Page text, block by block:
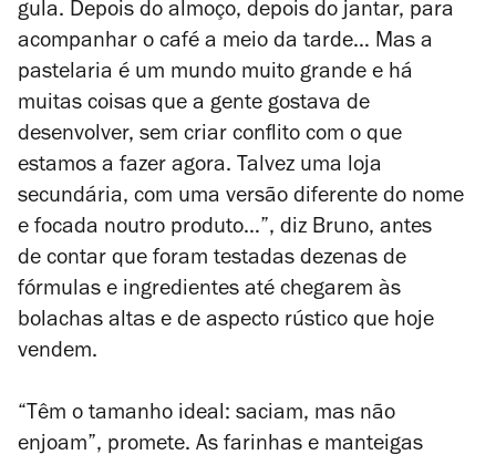
gula. Depois do almoço, depois do jantar, para
acompanhar o café a meio da tarde… Mas a
pastelaria é um mundo muito grande e há
muitas coisas que a gente gostava de
desenvolver, sem criar conflito com o que
estamos a fazer agora. Talvez uma loja
secundária, com uma versão diferente do nome
e focada noutro produto…”, diz Bruno, antes
de contar que foram testadas dezenas de
fórmulas e ingredientes até chegarem às
bolachas altas e de aspecto rústico que hoje
vendem.
“Têm o tamanho ideal: saciam, mas não
enjoam”, promete. As farinhas e manteigas